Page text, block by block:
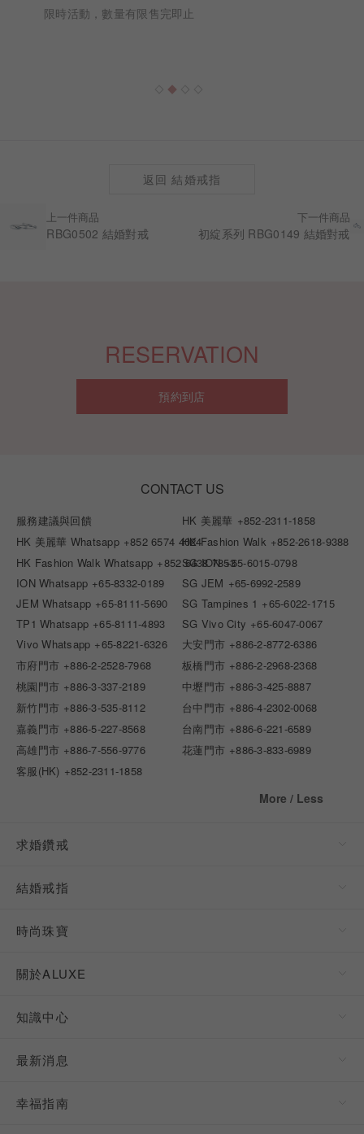
限時活動，數量有限售完即止
上一件商品
RBG0502 結婚對戒
下一件商品
初綻系列 RBG0149 結婚對戒
返回 結婚戒指
RESERVATION
預約到店
CONTACT US
服務建議與回饋 HK 美麗華 +852-2311-1858
HK 美麗華 Whatsapp +852 6574 4024HK Fashion Walk +852-2618-9388
HK Fashion Walk Whatsapp +852 6438 7853
SG ION +65-6015-0798
ION Whatsapp +65-8332-0189 SG JEM +65-6992-2589
JEM Whatsapp +65-8111-5690 SG Tampines 1 +65-6022-1715
TP1 Whatsapp +65-8111-4893 SG Vivo City +65-6047-0067
Vivo Whatsapp +65-8221-6326 大安門市 +886-2-8772-6386
市府門市 +886-2-2528-7968 板橋門市 +886-2-2968-2368
桃園門市 +886-3-337-2189 中壢門市 +886-3-425-8887
新竹門市 +886-3-535-8112 台中門市 +886-4-2302-0068
嘉義門市 +886-5-227-8568 台南門市 +886-6-221-6589
高雄門市 +886-7-556-9776 花蓮門市 +886-3-833-6989
客服(HK) +852-2311-1858
More / Less
求婚鑽戒
結婚戒指
時尚珠寶
關於ALUXE
知識中心
最新消息
幸福指南